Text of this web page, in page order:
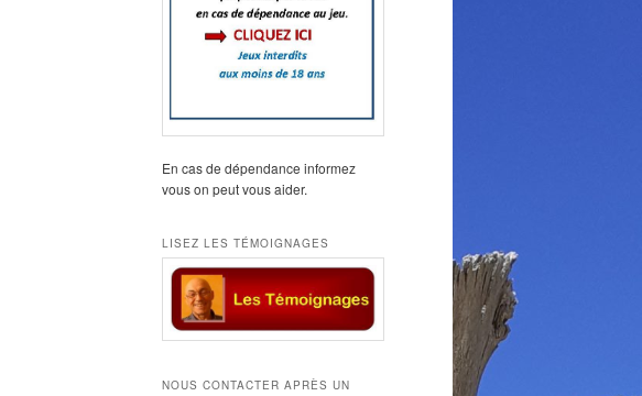
En cas de dépendance informez
vous on peut vous aider.
LISEZ LES TÉMOIGNAGES
NOUS CONTACTER APRÈS UN